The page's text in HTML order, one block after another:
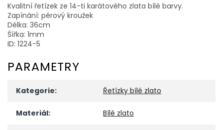
Kvalitní řetízek ze 14-ti karátového zlata bílé barvy.
Zapínání: pérový kroužek
Délka: 36cm
Šířka: 1mm
ID: 1224-5
PARAMETRY
Kategorie: Řetízky bílé zlato
Materiál: Bílé zlato